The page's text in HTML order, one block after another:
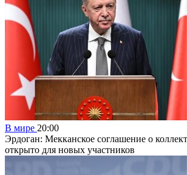
В мире 20:00
Эрдоган: Мекканское соглашение о
открыто для новых участников